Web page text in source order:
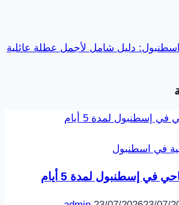
اسطنبول: دليل شامل لأجمل عطلة عائلية
في اسطنبول
في إسطنبول لمدة 5 أيام